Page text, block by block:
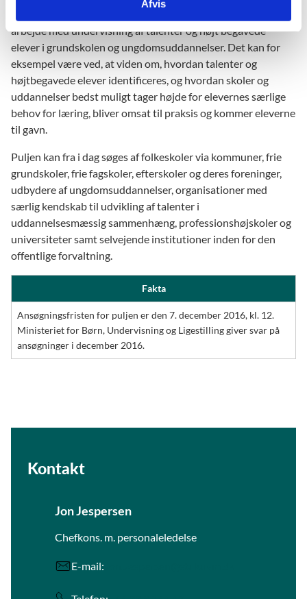
Afvis
arbejde med undervisning af talenter og højt begavede
elever i grundskolen og ungdomsuddannelser. Det kan for
eksempel være ved, at viden om, hvordan talenter og
højtbegavede elever identificeres, og hvordan skoler og
uddannelser bedst muligt tager højde for elevernes særlige
behov for læring, bliver omsat til praksis og kommer eleverne
til gavn.
Puljen kan fra i dag søges af folkeskoler via kommuner, frie
grundskoler, frie fagskoler, efterskoler og deres foreninger,
udbydere af ungdomsuddannelser, organisationer med
særlig kendskab til udvikling af talenter i
uddannelsesmæssig sammenhæng, professionshøjskoler og
universiteter samt selvejende institutioner inden for den
offentlige forvaltning.
Fakta
Ansøgningsfristen for puljen er den 7. december 2016, kl. 12.
Ministeriet for Børn, Undervisning og Ligestilling giver svar på
ansøgninger i december 2016.
Kontakt
Jon Jespersen
Chefkons. m. personaleledelse
E-mail: